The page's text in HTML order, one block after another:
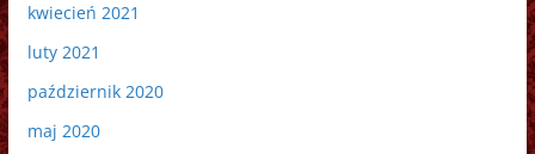
kwiecień 2021
luty 2021
październik 2020
maj 2020